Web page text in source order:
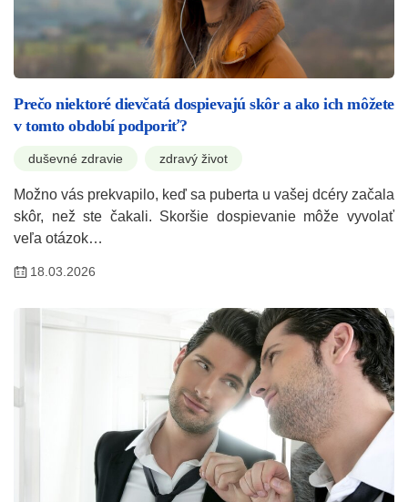
Prečo niektoré dievčatá dospievajú skôr a ako ich môžete
v tomto období podporiť?
duševné zdravie zdravý život
Možno vás prekvapilo, keď sa puberta u vašej dcéry začala
skôr, než ste čakali. Skoršie dospievanie môže vyvolať
veľa otázok…
18.03.2026